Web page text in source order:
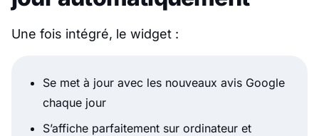
Une fois intégré, le widget :
Se met à jour avec les nouveaux avis Google
chaque jour
S’affiche parfaitement sur ordinateur et